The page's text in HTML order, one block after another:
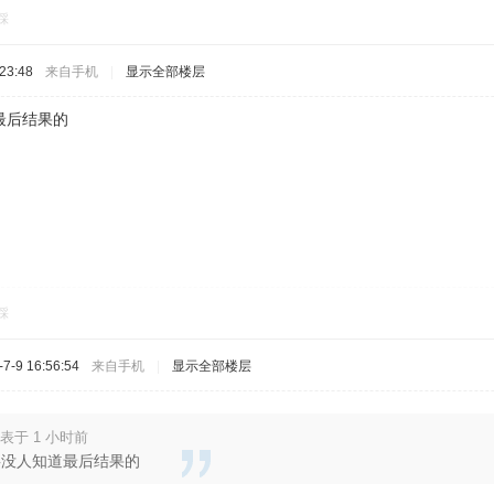
来自手机 显示全部楼层
后结果的
9 16:56:54 来自手机 显示全部楼层
于 1 小时前
人知道最后结果的